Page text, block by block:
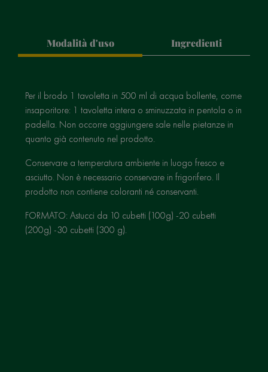
Modalità d'uso Ingredienti
Per il brodo 1 tavoletta in 500 ml di acqua bollente, come
insaporitore: 1 tavoletta intera o sminuzzata in pentola o in
padella. Non occorre aggiungere sale nelle pietanze in
quanto già contenuto nel prodotto.
Conservare a temperatura ambiente in luogo fresco e
asciutto. Non è necessario conservare in frigorifero. Il
prodotto non contiene coloranti né conservanti.
FORMATO: Astucci da 10 cubetti (100g) -20 cubetti
(200g) -30 cubetti (300 g).